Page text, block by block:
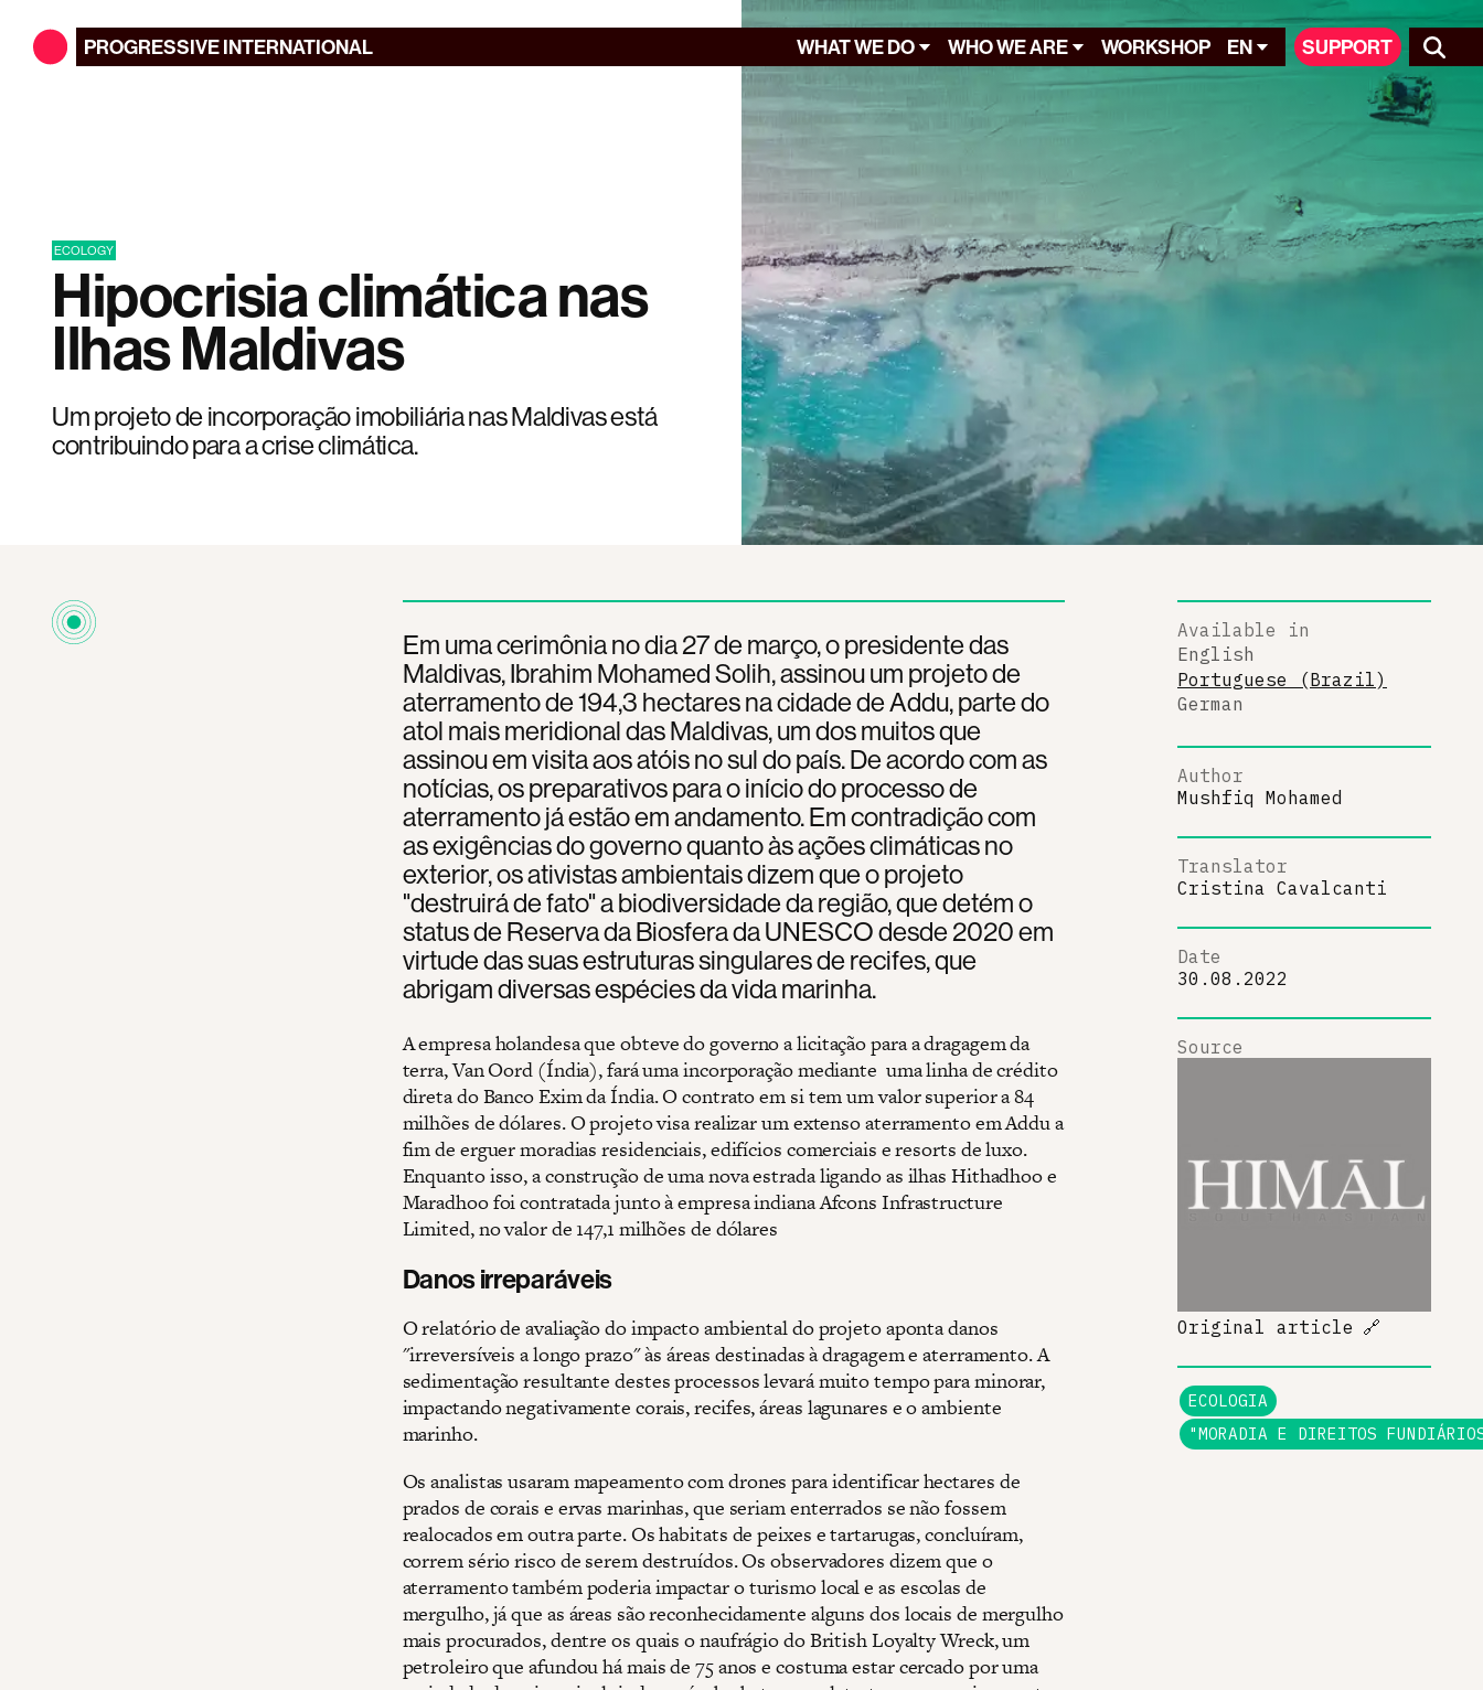
PROGRESSIVEINTERNATIONAL WHAT WE DO WHO WE ARE WORKSHOP EN SUPPORT
ECOLOGY
Hipocrisia climática nas
Ilhas Maldivas
Um projeto de incorporação imobiliária nas Maldivas está
contribuindo para a crise climática.
Em uma cerimônia no dia 27 de março, o presidente das
Maldivas, Ibrahim Mohamed Solih, assinou um projeto de
aterramento de 194,3 hectares na cidade de Addu, parte do
atol mais meridional das Maldivas, um dos muitos que
assinou em visita aos atóis no sul do país. De acordo com as
notícias, os preparativos para o início do processo de
aterramento já estão em andamento. Em contradição com
as exigências do governo quanto às ações climáticas no
exterior, os ativistas ambientais dizem que o projeto
"destruirá de fato" a biodiversidade da região, que detém o
status de Reserva da Biosfera da UNESCO desde 2020 em
virtude das suas estruturas singulares de recifes, que
abrigam diversas espécies da vida marinha.
A empresa holandesa que obteve do governo a licitação para a dragagem da
terra, Van Oord (Índia), fará uma incorporação mediante uma linha de crédito
direta do Banco Exim da Índia. O contrato em si tem um valor superior a 84
milhões de dólares. O projeto visa realizar um extenso aterramento em Addu a
fim de erguer moradias residenciais, edifícios comerciais e resorts de luxo.
Enquanto isso, a construção de uma nova estrada ligando as ilhas Hithadhoo e
Maradhoo foi contratada junto à empresa indiana Afcons Infrastructure
Limited, no valor de 147,1 milhões de dólares
Danos irreparáveis
O relatório de avaliação do impacto ambiental do projeto aponta danos
"irreversíveis a longo prazo" às áreas destinadas à dragagem e aterramento. A
sedimentação resultante destes processos levará muito tempo para minorar,
impactando negativamente corais, recifes, áreas lagunares e o ambiente
marinho.
Os analistas usaram mapeamento com drones para identificar hectares de
prados de corais e ervas marinhas, que seriam enterrados se não fossem
realocados em outra parte. Os habitats de peixes e tartarugas, concluíram,
correm sério risco de serem destruídos. Os observadores dizem que o
aterramento também poderia impactar o turismo local e as escolas de
mergulho, já que as áreas são reconhecidamente alguns dos locais de mergulho
mais procurados, dentre os quais o naufrágio do British Loyalty Wreck, um
petroleiro que afundou há mais de 75 anos e costuma estar cercado por uma
Available in
English
Portuguese (Brazil)
German
Author
Mushfiq Mohamed
Translator
Cristina Cavalcanti
Date
30.08.2022
Source
Original article 🔗
ECOLOGIA
"MORADIA E DIREITOS